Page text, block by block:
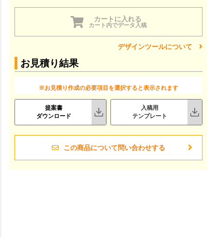
カートに入れる
カート内でデータ入稿
デザインツールについて
お見積り結果
※お見積り作成の必要項目を選択すると表示されます
提案書
ダウンロード
入稿用
テンプレート
この商品について問い合わせする